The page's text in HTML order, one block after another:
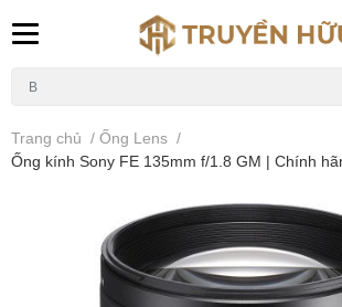
Trang chủ / Ống Lens /
Ống kính Sony FE 135mm f/1.8 GM | Chính